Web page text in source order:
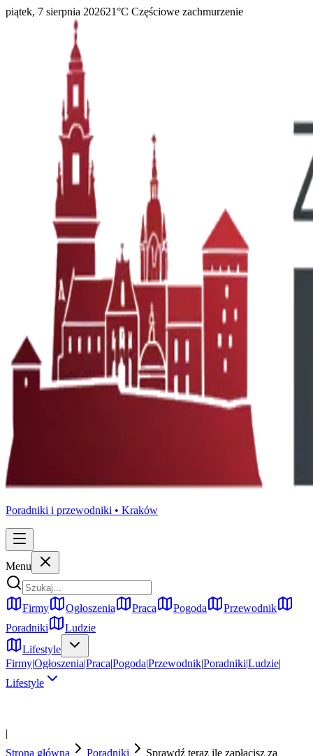
piątek, 7 sierpnia 202621°C Częściowe zachmurzenie
Poradniki i przewodniki • Kraków
Menu
Firmy Ogłoszenia Praca Pogoda
Przewodnik
Poradniki
Ludzie
Lifestyle
Firmy|Ogłoszenia|Praca|Pogoda|Przewodnik|Poradniki|Ludzie|
Lifestyle
|
Strona główna
Poradniki
Sprawdź teraz ile zapłacisz za